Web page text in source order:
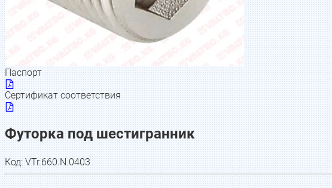
Паспорт
Сертификат соответствия
Футорка под шестигранник
Код:VTr.660.N.0403